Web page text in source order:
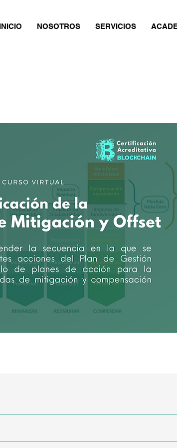
INICIO NOSOTROS SERVICIOS
de seis cursos que componen el
para ser tomado de forma individual o